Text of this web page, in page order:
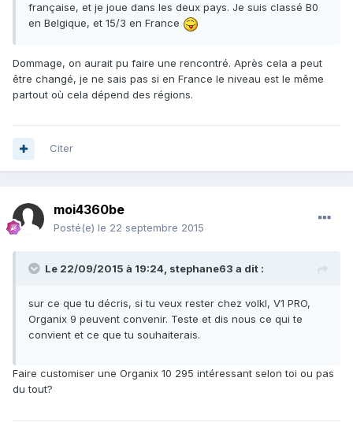
française, et je joue dans les deux pays. Je suis classé B0
en Belgique, et 15/3 en France
Dommage, on aurait pu faire une rencontré. Après cela a peut
être changé, je ne sais pas si en France le niveau est le même
partout où cela dépend des régions.
Citer
moi4360be
Posté(e) le 22 septembre 2015
Le 22/09/2015 à 19:24, stephane63 a dit :
sur ce que tu décris, si tu veux rester chez volkl, V1 PRO,
Organix 9 peuvent convenir. Teste et dis nous ce qui te
convient et ce que tu souhaiterais.
Faire customiser une Organix 10 295 intéressant selon toi ou pas
du tout?